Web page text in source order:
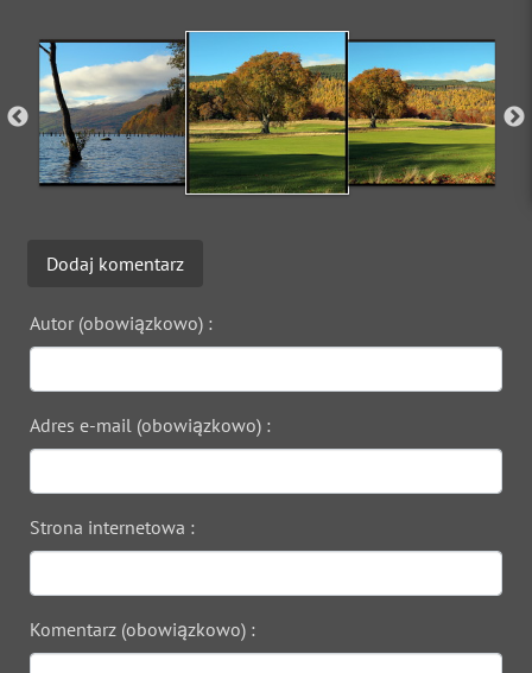
Dodaj komentarz
Autor (obowiązkowo) :
Adres e-mail (obowiązkowo) :
Strona internetowa :
Komentarz (obowiązkowo) :